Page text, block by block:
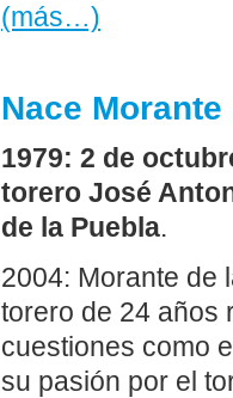
(más…)
Nace
1979: 2 de
torero José
de la Puebla.
2004: Morante de
torero de 24 años
cuestiones como
su pasión por el